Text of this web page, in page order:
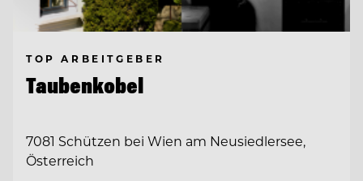
TOP ARBEITGEBER
Taubenkobel
7081 Schützen bei Wien am Neusiedlersee,
Österreich